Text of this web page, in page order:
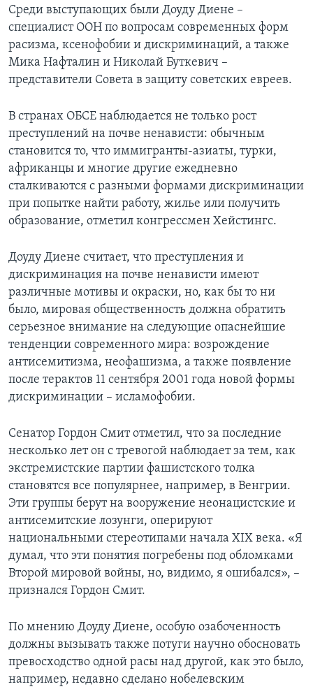
Learning English
СОЦИАЛЬНЫЕ СЕТИ
Языки
Среди выступающих были Доуду Диене –
специалист ООН по вопросам современных форм
расизма, ксенофобии и дискриминаций, а также
Мика Нафталин и Николай Буткевич –
представители Совета в защиту советских евреев.
В странах ОБСЕ наблюдается не только рост
преступлений на почве ненависти: обычным
становится то, что иммигранты-азиаты, турки,
африканцы и многие другие ежедневно
сталкиваются с разными формами дискриминации
при попытке найти работу, жилье или получить
образование, отметил конгрессмен Хейстингс.
Доуду Диене считает, что преступления и
дискриминация на почве ненависти имеют
различные мотивы и окраски, но, как бы то ни
было, мировая общественность должна обратить
серьезное внимание на следующие опаснейшие
тенденции современного мира: возрождение
антисемитизма, неофашизма, а также появление
после терактов 11 сентября 2001 года новой формы
дискриминации – исламофобии.
Сенатор Гордон Смит отметил, что за последние
несколько лет он с тревогой наблюдает за тем, как
экстремистские партии фашистского толка
становятся все популярнее, например, в Венгрии.
Эти группы берут на вооружение неонацистские и
антисемитские лозунги, оперируют
национальными стереотипами начала XIX века. «Я
думал, что эти понятия погребены под обломками
Второй мировой войны, но, видимо, я ошибался», –
признался Гордон Смит.
По мнению Доуду Диене, особую озабоченность
должны вызывать также потуги научно обосновать
превосходство одной расы над другой, как это было,
например, недавно сделано нобелевским